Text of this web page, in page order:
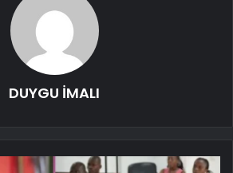
DUYGU İMALI